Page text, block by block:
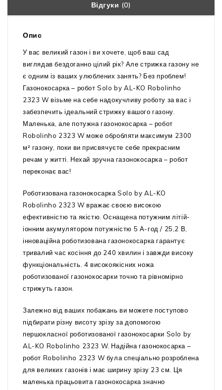
Відгуки (0)
Опис
У вас великий газон і ви хочете, щоб ваш сад
виглядав бездоганно цілий рік? Але стрижка газону не
є одним із ваших улюблених занять? Без проблем!
Газонокосарка – робот Solo by AL-KO Robolinho
2323 W візьме на себе надокучливу роботу за вас і
забезпечить ідеальний стрижку вашого газону.
Маленька, але потужна газонокосарка – робот
Robolinho 2323 W може обробляти максимум 2300
м² газону, поки ви присвячуєте себе прекрасним
речам у житті. Нехай зручна газонокосарка – робот
переконає вас!
Роботизована газонокосарка Solo by AL-KO
Robolinho 2323 W вражає своєю високою
ефективністю та якістю. Оснащена потужним літій-
іонним акумулятором потужністю 5 А-год / 25,2 В,
інноваційна роботизована газонокосарка гарантує
тривалий час косіння до 240 хвилин і завжди високу
функціональність. 4 високоякісних ножа
роботизованої газонокосарки точно та рівномірно
стрижуть газон.
Залежно від ваших побажань ви можете поступово
підбирати різну висоту зрізу за допомогою
першокласної роботизованої газонокосарки Solo by
AL-KO Robolinho 2323 W. Надійна газонокосарка –
робот Robolinho 2323 W була спеціально розроблена
для великих газонів і має ширину зрізу 23 см. Ця
маленька працьовита газонокосарка значно